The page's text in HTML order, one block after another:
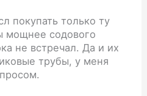
покупать только ту
мощнее содового
не встречал. Да и их
трубы, у меня